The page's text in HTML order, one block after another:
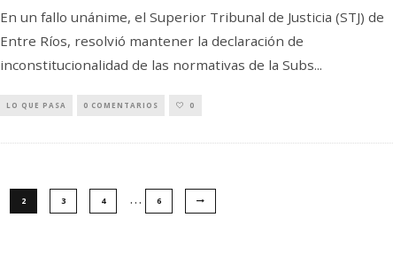
En un fallo unánime, el Superior Tribunal de Justicia (STJ) de
Entre Ríos, resolvió mantener la declaración de
inconstitucionalidad de las normativas de la Subs...
LO QUE PASA 0 COMENTARIOS 0
2 3 4 … 6